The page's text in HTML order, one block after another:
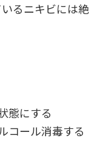
るニキビには絶
態にする
コール消毒する